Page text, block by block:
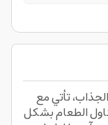
تأتي مع
الطعام بشكل